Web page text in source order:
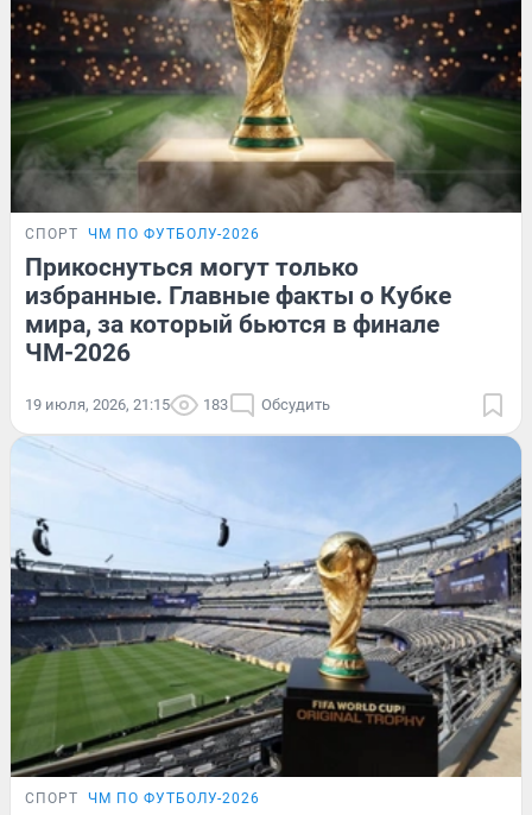
СПОРТ ЧМ ПО ФУТБОЛУ-2026
Прикоснуться могут только
избранные. Главные факты о Кубке
мира, за который бьются в финале
ЧМ-2026
19 июля, 2026, 21:15 183 Обсудить
СПОРТ ЧМ ПО ФУТБОЛУ-2026